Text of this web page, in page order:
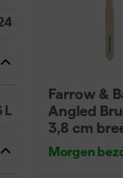
L
Farrow &
Angled
3,8 cm
Morgen